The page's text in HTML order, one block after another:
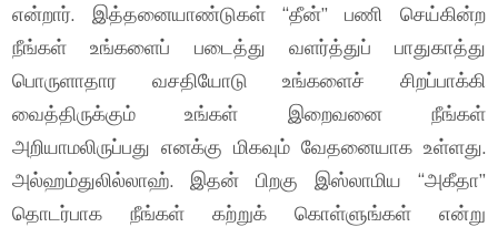
என்றார். இத்தனையாண்டுகள் “தீன்” பணி செய்கின்ற
நீங்கள் உங்களைப் படைத்து வளர்த்துப் பாதுகாத்து
பொருளாதார வசதியோடு உங்களைச் சிறப்பாக்கி
வைத்திருக்கும் உங்கள் இறைவனை நீங்கள்
அறியாமலிருப்பது எனக்கு மிகவும் வேதனையாக உள்ளது.
அல்ஹம்துலில்லாஹ். இதன் பிறகு இஸ்லாமிய “அகீதா”
தொடர்பாக நீங்கள் கற்றுக் கொள்ளுங்கள் என்று